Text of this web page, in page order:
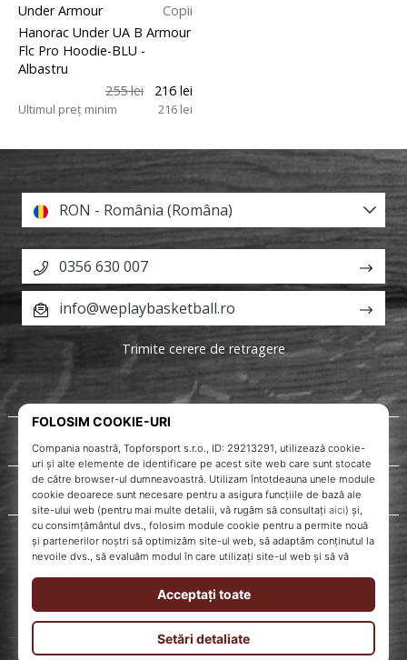
Under Armour
Copii
Hanorac Under UA B Armour
Flc Pro Hoodie-BLU -
Albastru
255 lei
216 lei
Ultimul preț minim 216 lei
WePlayBasketball.ro
Despre noi
Servicii clienți
RON - România (Româna)
0356 630 007
info@weplaybasketball.ro
Trimite cerere de retragere